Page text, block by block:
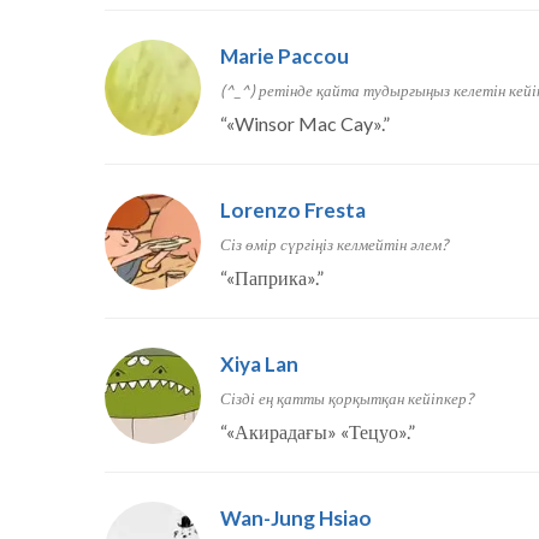
Marie Paccou
(^_^) ретінде қайта тудырғыңыз келетін
“«Winsor Mac Cay».”
Lorenzo Fresta
Сіз өмір сүргіңіз келмейтін әлем?
“«Паприка».”
Xiya Lan
Сізді ең қатты қорқытқан кейіпкер?
“«Акирадағы» «Тецуо».”
Wan-Jung Hsiao